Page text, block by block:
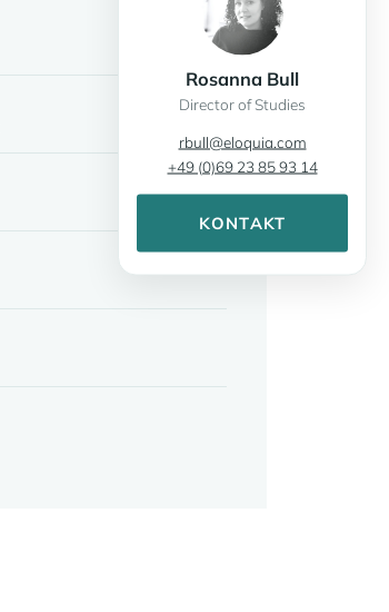
Rosanna Bull
Director of Studies
rbull@eloquia.com
+49 (0)69 23 85 93 14
KONTAKT